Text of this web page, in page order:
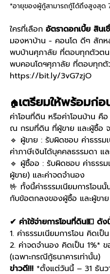
*อายุของผู้กู้สามารถกู้ได้ถึงสูงสุด
ใครที่เลือก อัตราดอกเบี้ย สินเ
มองหาบ้าน - คอนโด ดีๆ สักห
พบบ้านศุภาลัย ที่ตอบทุกตัวต
พบคอนโดฯศุภาลัย ที่ตอบทุก
https://bit.ly/3vG7zjO
🏠เตรียมให้พร้อมก่อ
ค่าโอนที่ดิน หรือค่าโอนบ้าน คือ
ณ กรมที่ดิน ที่ผู้ขาย และผู้ซื้อ
🔹 ผู้ขาย : รับผิดชอบ ค่าธรรม
ค่าภาษีเงินได้บุคคลธรรมดา แ
🔹 ผู้ซื้ออ : รับผิดชอบ ค่าธรรม
ผู้ขาย) และค่าจดจำนอง
🤟 ทั้งนี้ค่าธรรมเนียมการโอน
กับข้อตกลงของผู้ซื้อ และผู้ขาย
✔ ค่าใช้จ่ายการโอนที่ดิน💵 ดัง
1. ค่าธรรมเนียมการโอน คิดเป็
2. ค่าจดจำนอง คิดเป็น 1%*
(เฉพาะกรณีกู้ธนาคารเท่านั้น)
ข่าวดี!!! *ตั้งแต่วันนี้ – 31 ธัน